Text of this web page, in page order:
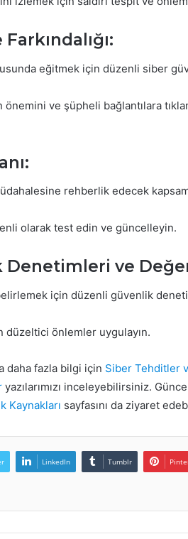
eğitmek için düzenli siber
önemini ve şüpheli bağlantılara
rehberlik edecek
olarak test edin ve güncelleyin.
Denetimleri ve
belirlemek için düzenli güvenlik
önlemler uygulayın.
daha fazla bilgi için Siber Tehditler
yazılarımızı inceleyebilirsiniz.
Kaynakları sayfasını da ziyaret
LinkedIn Tumblr